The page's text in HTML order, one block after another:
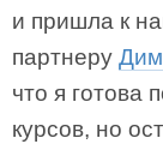
и пришла к
партнеру
что я готова
курсов, но